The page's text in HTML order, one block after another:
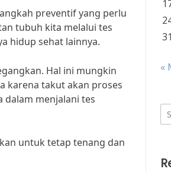
preventif yang perlu
tubuh kita melalui tes
hidup sehat lainnya.
Hal ini mungkin
karena takut akan proses
menjalani tes
untuk tetap tenang dan
31
«